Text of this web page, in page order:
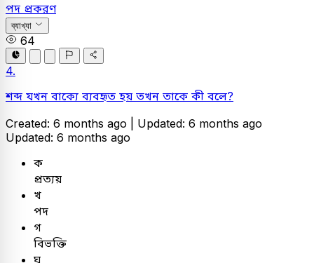
পদ প্রকরণ
ব্যাখ্যা
64
4.
শব্দ যখন বাক্যে ব্যবহৃত হয় তখন তাকে কী বলে?
Created: 6 months ago | Updated: 6 months ago
Updated: 6 months ago
ক
প্রত্যয়
খ
পদ
গ
বিভক্তি
ঘ